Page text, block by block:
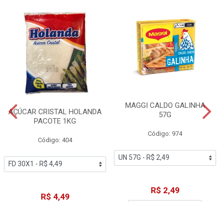
AÇÚCAR CRISTAL HOLANDA
PACOTE 1KG
Código: 404
R$ 4,49
MAGGI CALDO GALINHA
57G
Código: 974
R$ 2,49